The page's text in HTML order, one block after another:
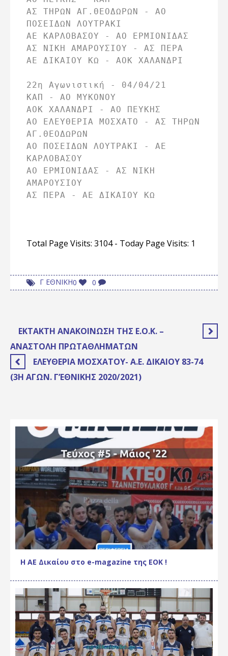
ΑΣ ΤΗΡΩΝ ΑΓ.ΘΕΟΔΩΡΩΝ - ΑΟ
ΠΟΣΕΙΔΩΝ ΛΟΥΤΡΑΚΙ
ΑΕ ΚΑΡΛΟΒΑΣΟΥ - ΑΟ ΕΡΜΙΟΝΙΔΑΣ
ΑΣ ΝΙΚΗ ΑΜΑΡΟΥΣΙΟΥ - ΑΣ ΠΕΡΑ
ΑΕ ΔΙΚΑΙΟΥ ΚΩ - ΑΟΚ ΧΑΛΑΝΔΡΙ
22η Αγωνιστική - 04/04/21
ΚΑΠ - ΑΟ ΜΥΚΟΝΟΥ
ΑΟΚ ΧΑΛΑΝΔΡΙ - ΑΟ ΠΕΥΚΗΣ
ΑΟ ΕΛΕΥΘΕΡΙΑ ΜΟΣΧΑΤΟ - ΑΣ ΤΗΡΩΝ
ΑΓ.ΘΕΟΔΩΡΩΝ
ΑΟ ΠΟΣΕΙΔΩΝ ΛΟΥΤΡΑΚΙ - ΑΕ
ΚΑΡΛΟΒΑΣΟΥ
ΑΟ ΕΡΜΙΟΝΙΔΑΣ - ΑΣ ΝΙΚΗ
ΑΜΑΡΟΥΣΙΟΥ
Total Page Visits: 3104 - Today Page Visits: 1
0
0
Γ ΕΘΝΙΚΗ
ΕΚΤΑΚΤΗ ΑΝΑΚΟΙΝΩΣΗ ΤΗΣ Ε.Ο.Κ. –
ΑΝΑΣΤΟΛΗ ΠΡΩΤΑΘΛΗΜΑΤΩΝ
ΕΛΕΥΘΕΡΊΑ ΜΟΣΧΆΤΟΥ- Α.Ε. ΔΙΚΑΊΟΥ 83-74
(3Η ΑΓΏΝ. Γ’ΕΘΝΙΚΉΣ 2020/2021)
Η ΑΕ Δικαίου στο e-magazine της ΕΟΚ !